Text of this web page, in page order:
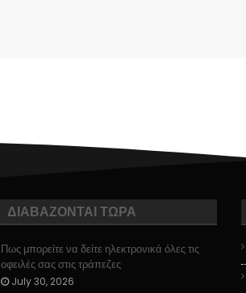
ΔΙΑΒΑΖΟΝΤΑΙ ΤΩΡΑ
Πως μπορείτε να δείτε ηλεκτρονικά όλες τις
οφειλές σας στις τράπεζες
July 30, 2026